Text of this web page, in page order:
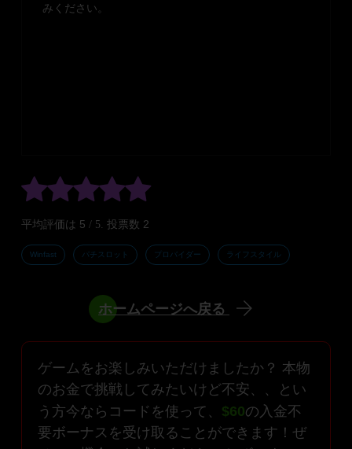
みください。
平均評価は 5 / 5. 投票数 2
Winfast パチスロット プロバイダー ライフスタイル
ホームページへ戻る
ゲームをお楽しみいただけましたか？ 本物
のお金で挑戦してみたいけど不安、、とい
う方今ならコードを使って、 $60の入金不
要ボーナスを受け取ることができます！ぜ